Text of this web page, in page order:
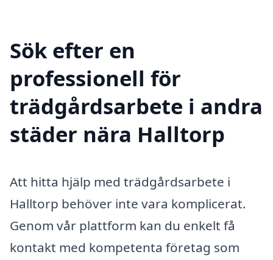
Sök efter en
professionell för
trädgårdsarbete i andra
städer nära Halltorp
Att hitta hjälp med trädgårdsarbete i
Halltorp behöver inte vara komplicerat.
Genom vår plattform kan du enkelt få
kontakt med kompetenta företag som